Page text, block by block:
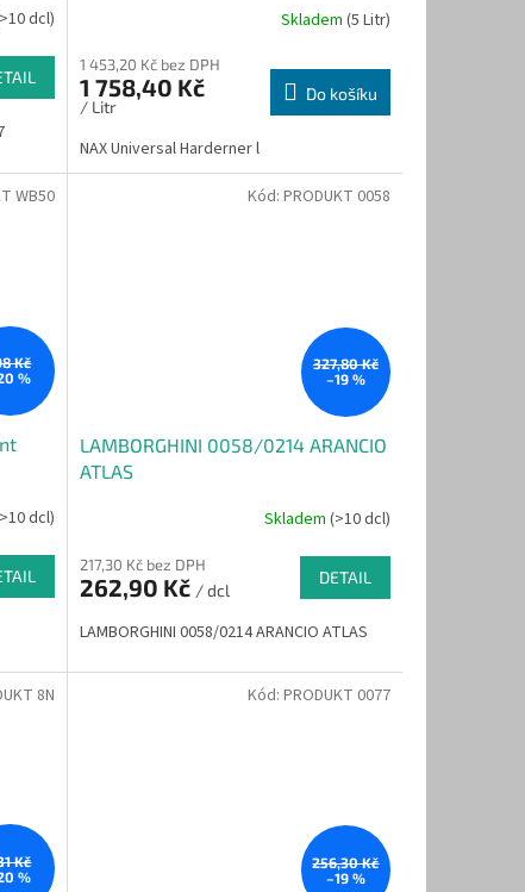
dcl) Skladem (5 Litr)
1 453,20 Kč bez DPH
1 758,40 Kč
/ Litr
Do košíku
NAX Universal Harderner l
Kč
%
dcl)
WB50
327,80 Kč
–19 %
LAMBORGHINI 0058/0214 ARANCIO
ATLAS
Skladem (>10 dcl)
217,30 Kč bez DPH
262,90 Kč / dcl
DETAIL
LAMBORGHINI 0058/0214 ARANCIO ATLAS
Kód: PRODUKT 0058
Kč
%
8N
256,30 Kč
–19 %
Kód: PRODUKT 0077